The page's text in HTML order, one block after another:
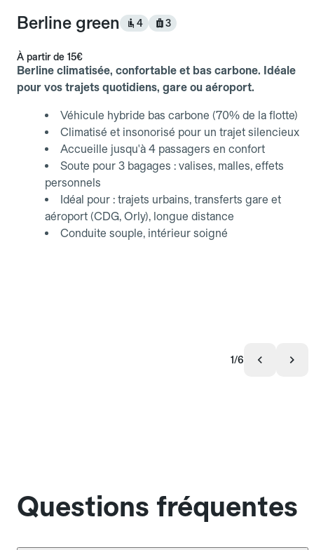
Berline green 4 3
À partir de 15€
Berline climatisée, confortable et bas carbone. Idéale
pour vos trajets quotidiens, gare ou aéroport.
Véhicule hybride bas carbone (70% de la flotte)
Climatisé et insonorisé pour un trajet silencieux
Accueille jusqu'à 4 passagers en confort
Soute pour 3 bagages : valises, malles, effets
personnels
Idéal pour : trajets urbains, transferts gare et
aéroport (CDG, Orly), longue distance
Conduite souple, intérieur soigné
1/6
Questions fréquentes